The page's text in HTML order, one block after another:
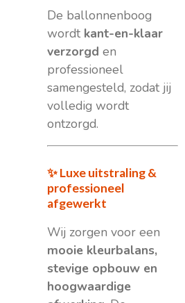
De ballonnenboog
wordt kant-en-klaar
verzorgd en
professioneel
samengesteld, zodat jij
volledig wordt
ontzorgd.
✨ Luxe uitstraling &
professioneel
afgewerkt
Wij zorgen voor een
mooie kleurbalans,
stevige opbouw en
hoogwaardige